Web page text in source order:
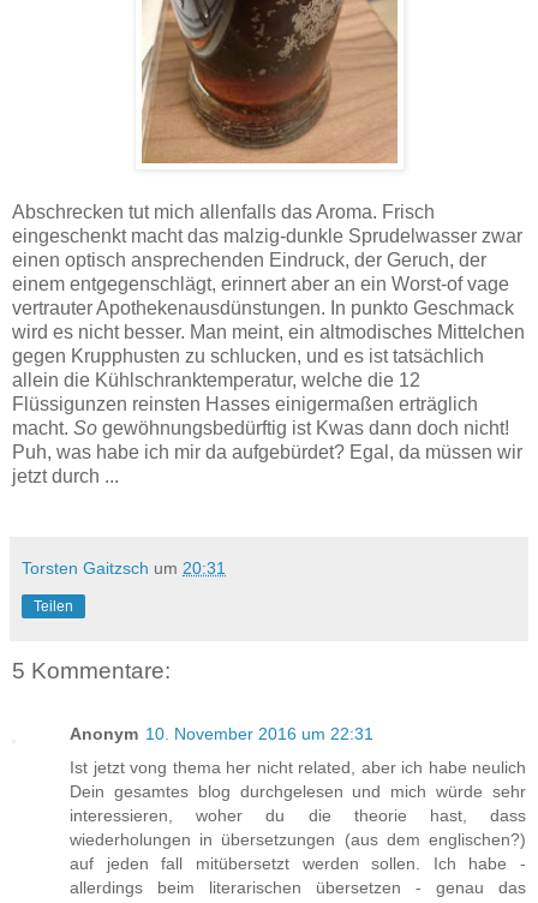
Abschrecken tut mich allenfalls das Aroma. Frisch
eingeschenkt macht das malzig-dunkle Sprudelwasser zwar
einen optisch ansprechenden Eindruck, der Geruch, der
einem entgegenschlägt, erinnert aber an ein Worst-of vage
vertrauter Apothekenausdünstungen. In punkto Geschmack
wird es nicht besser. Man meint, ein altmodisches Mittelchen
gegen Krupphusten zu schlucken, und es ist tatsächlich
allein die Kühlschranktemperatur, welche die 12
Flüssigunzen reinsten Hasses einigermaßen erträglich
macht. So gewöhnungsbedürftig ist Kwas dann doch nicht!
Puh, was habe ich mir da aufgebürdet? Egal, da müssen wir
jetzt durch ...
Torsten Gaitzsch um 20:31
Teilen
5 Kommentare:
Anonym 10. November 2016 um 22:31
Ist jetzt vong thema her nicht related, aber ich habe neulich
Dein gesamtes blog durchgelesen und mich würde sehr
interessieren, woher du die theorie hast, dass
wiederholungen in übersetzungen (aus dem englischen?)
auf jeden fall mitübersetzt werden sollen. Ich habe -
allerdings beim literarischen übersetzen - genau das